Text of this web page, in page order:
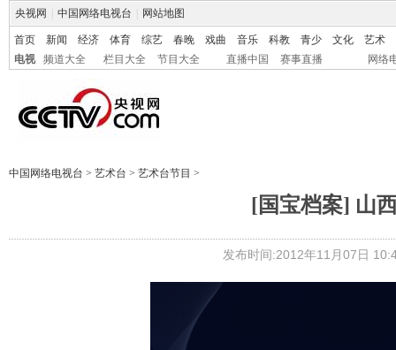
央视网 中国网络电视台 网站地图
首页 新闻 经济 体育 综艺 春晚 戏曲 音乐 科教 青少 文化
艺术
电视
频道大全 栏目大全 节目大全 直播中国 赛事直播 网络
中国网络电视台 > 艺术台 > 艺术台节目 >
[国宝档案] 山
发布时间:2012年11月07日